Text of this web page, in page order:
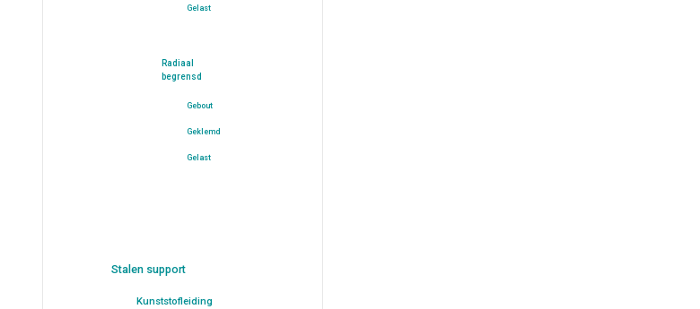
Gelast
Radiaal
begrensd
Gebout
Geklemd
Gelast
Stalen support
Kunststofleiding